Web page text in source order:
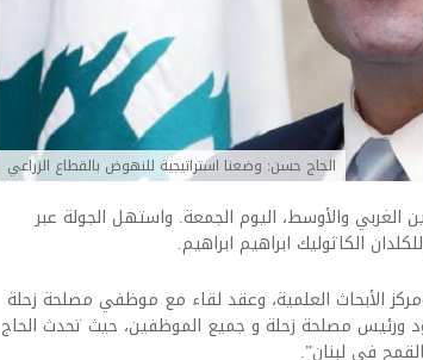
الحاج حسن: وضعنا استراتيجية للنهوض بالقطاع الزراعي
الغربي والأوسط، اليوم الجمعة. واستهل الجولة عبر
الكاثوليك ابراهيم ابراهيم.
الأبحاث العلمية، وعقد لقاء مع موظفي مصلحة زحلة
ورئيس مصلحة زحلة و جميع الموظفين، حيث تحدث الحاج
في لبنان”.